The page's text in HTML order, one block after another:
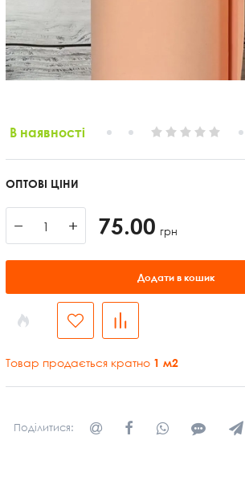
В наявності
ОПТОВІ ЦІНИ
− + 75.00 грн
Додати в кошик
Товар продається кратно 1 м2
Поділитися: